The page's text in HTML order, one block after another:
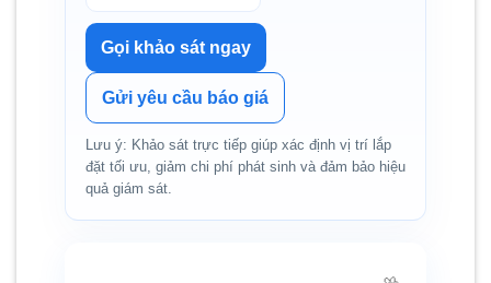
Gọi khảo sát ngay
Gửi yêu cầu báo giá
Lưu ý: Khảo sát trực tiếp giúp xác định vị trí lắp
đặt tối ưu, giảm chi phí phát sinh và đảm bảo hiệu
quả giám sát.